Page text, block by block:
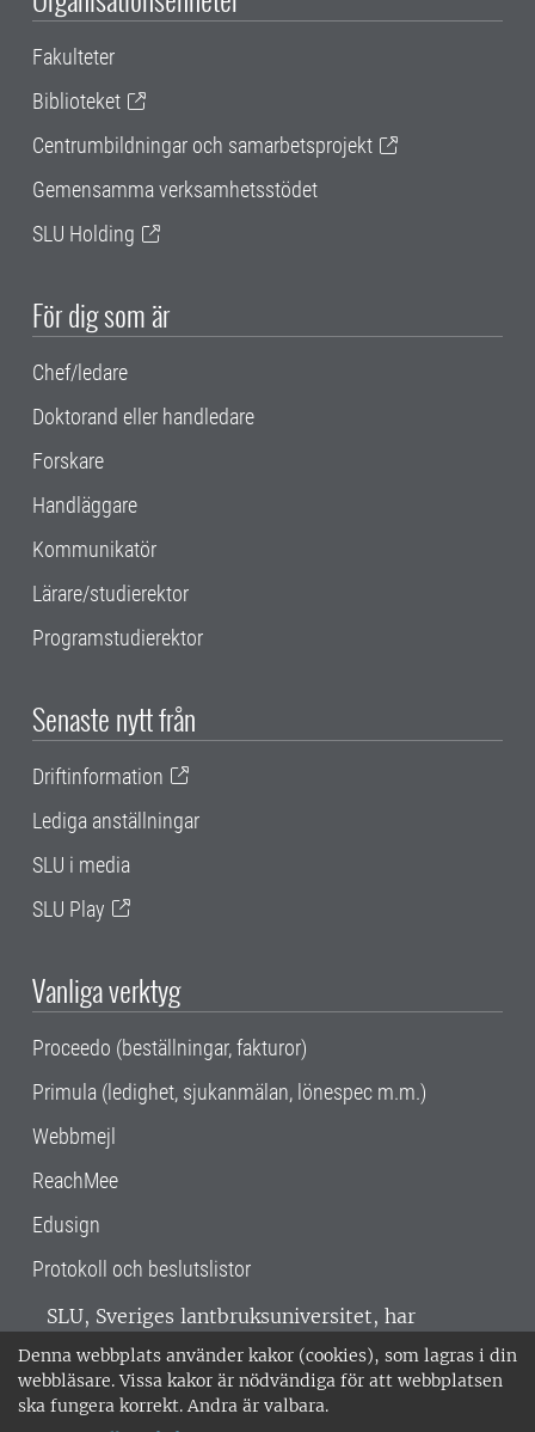
Denna webbplats använder kakor (cookies), som lagras i din
webbläsare. Vissa kakor är nödvändiga för att webbplatsen
ska fungera korrekt. Andra är valbara.
Fakulteter
Biblioteket
Centrumbildningar och samarbetsprojekt
Gemensamma verksamhetsstödet
SLU Holding
För dig som är
Chef/ledare
Doktorand eller handledare
Forskare
Handläggare
Kommunikatör
Lärare/studierektor
Programstudierektor
Senaste nytt från
Driftinformation
Lediga anställningar
SLU i media
SLU Play
Vanliga verktyg
Proceedo (beställningar, fakturor)
Primula (ledighet, sjukanmälan, lönespec m.m.)
Webbmejl
ReachMee
Edusign
Protokoll och beslutslistor
SLU, Sveriges lantbruksuniversitet, har
verksamhet över hela Sverige. Huvudorter är
Alnarp, Uppsala och Umeå.SLU är
miljöcertifierat enligt ISO 14001. •